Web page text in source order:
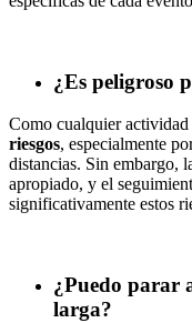
¿Es peligroso
Como cualquier actividad
riesgos, especialmente
distancias. Sin embargo,
apropiado, y el
significativamente estos
¿Puedo parar
larga?